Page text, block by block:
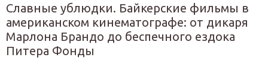
Славные ублюдки. Байкерские фильмы в
американском кинематографе: от дикаря
Марлона Брандо до беспечного ездока
Питера Фонды